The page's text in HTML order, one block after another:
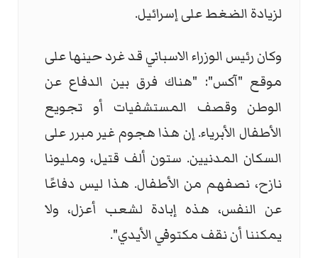
لزيادة الضغط على إسرائيل.
وكان رئيس الوزراء الاسباني قد غرد حينها على
موقع "آكس": "هناك فرق بين الدفاع عن
الوطن وقصف المستشفيات أو تجويع
الأطفال الأبرياء. إن هذا هجوم غير مبرر على
السكان المدنيين. ستون ألف قتيل، ومليونا
نازح، نصفهم من الأطفال. هذا ليس دفاعًا
عن النفس، هذه إبادة لشعب أعزل، ولا
يمكننا أن نقف مكتوفي الأيدي".